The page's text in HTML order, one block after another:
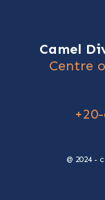
Camel
Centre
@ 2024